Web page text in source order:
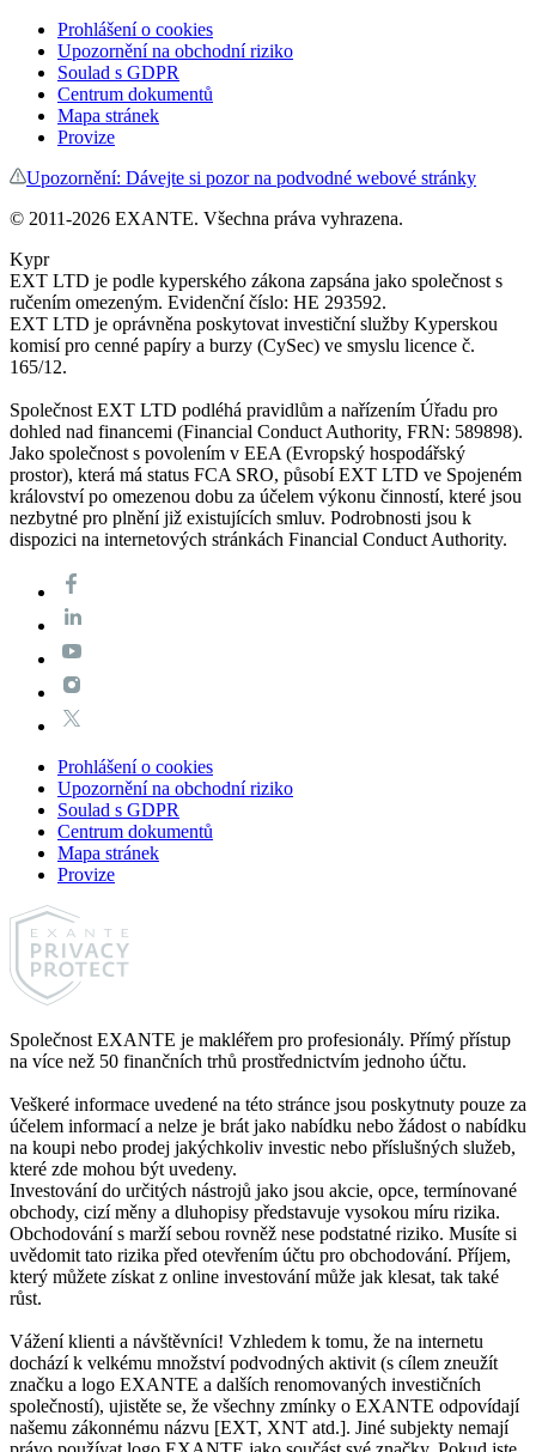
Prohlášení o cookies
Upozornění na obchodní riziko
Soulad s GDPR
Centrum dokumentů
Mapa stránek
Provize
Upozornění: Dávejte si pozor na podvodné webové stránky
© 2011-2026 EXANTE. Všechna práva vyhrazena.
Kypr
EXT LTD je podle kyperského zákona zapsána jako společnost s
ručením omezeným. Evidenční číslo: HE 293592.
EXT LTD je oprávněna poskytovat investiční služby Kyperskou
komisí pro cenné papíry a burzy (CySec) ve smyslu licence č.
165/12.
Společnost EXT LTD podléhá pravidlům a nařízením Úřadu pro
dohled nad financemi (Financial Conduct Authority, FRN: 589898).
Jako společnost s povolením v EEA (Evropský hospodářský
prostor), která má status FCA SRO, působí EXT LTD ve Spojeném
království po omezenou dobu za účelem výkonu činností, které jsou
nezbytné pro plnění již existujících smluv. Podrobnosti jsou k
dispozici na internetových stránkách Financial Conduct Authority.
Prohlášení o cookies
Upozornění na obchodní riziko
Soulad s GDPR
Centrum dokumentů
Mapa stránek
Provize
Společnost EXANTE je makléřem pro profesionály. Přímý přístup
na více než 50 finančních trhů prostřednictvím jednoho účtu.
Veškeré informace uvedené na této stránce jsou poskytnuty pouze za
účelem informací a nelze je brát jako nabídku nebo žádost o nabídku
na koupi nebo prodej jakýchkoliv investic nebo příslušných služeb,
které zde mohou být uvedeny.
Investování do určitých nástrojů jako jsou akcie, opce, termínované
obchody, cizí měny a dluhopisy představuje vysokou míru rizika.
Obchodování s marží sebou rovněž nese podstatné riziko. Musíte si
uvědomit tato rizika před otevřením účtu pro obchodování. Příjem,
který můžete získat z online investování může jak klesat, tak také
růst.
Vážení klienti a návštěvníci! Vzhledem k tomu, že na internetu
dochází k velkému množství podvodných aktivit (s cílem zneužít
značku a logo EXANTE a dalších renomovaných investičních
společností), ujistěte se, že všechny zmínky o EXANTE odpovídají
našemu zákonnému názvu [EXT, XNT atd.]. Jiné subjekty nemají